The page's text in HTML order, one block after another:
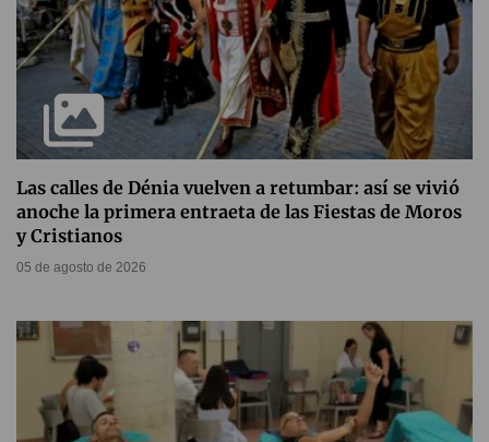
Las calles de Dénia vuelven a retumbar: así se vivió
anoche la primera entraeta de las Fiestas de Moros
y Cristianos
05 de agosto de 2026